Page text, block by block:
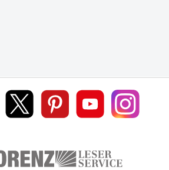
Lorenz
Leserservice
Lorenz
Leserservice
Lorenz
Leserservice
Lorenz